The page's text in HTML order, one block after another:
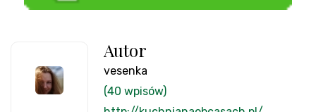
Autor
vesenka
(40 wpisów)